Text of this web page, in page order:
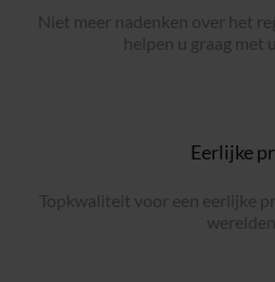
Niet meer nadenken over het
helpen u graag met
Eerlijke
Topkwaliteit voor een eerlijke
werelden.